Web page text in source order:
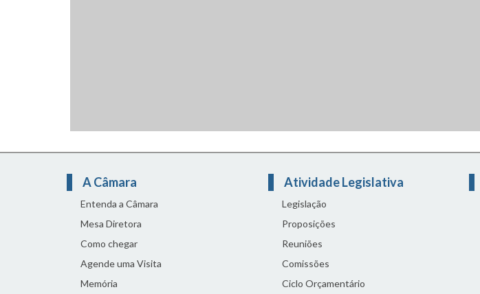
A Câmara
Entenda a Câmara
Mesa Diretora
Como chegar
Agende uma Visita
Memória
Atividade Legislativa
Legislação
Proposições
Reuniões
Comissões
Ciclo Orçamentário